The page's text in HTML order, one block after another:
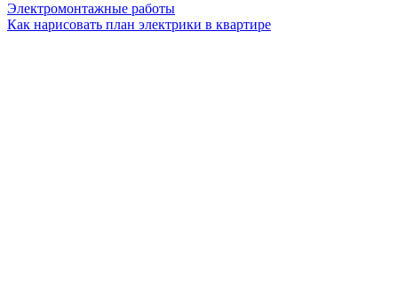
Электромонтажные работы
Как нарисовать план электрики в квартире